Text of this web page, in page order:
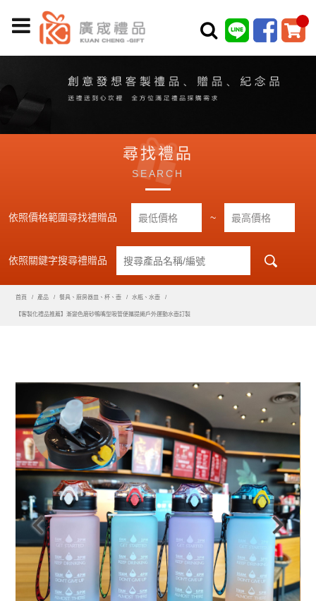
尋找禮品
SEARCH
依照價格範圍尋找禮贈品 ~
依照關鍵字搜尋禮贈品
首頁 產品 餐具、廚房器皿、杯、壺 水瓶、水壺
【客製化禮品推薦】漸變色磨砂鴨嘴型吸管便攜提繩戶外運動水壺訂製